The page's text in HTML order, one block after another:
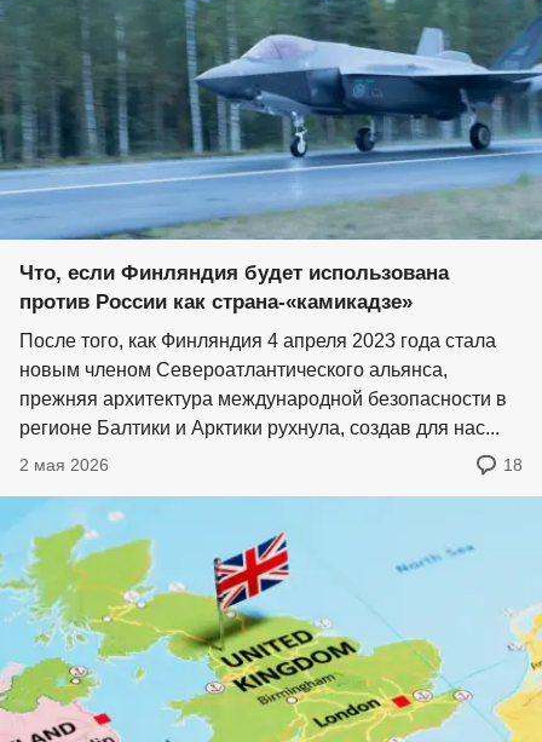
Что, если Финляндия будет использована
против России как страна-«камикадзе»
После того, как Финляндия 4 апреля 2023 года стала
новым членом Североатлантического альянса,
прежняя архитектура международной безопасности в
регионе Балтики и Арктики рухнула, создав для нас...
2 мая 2026 18